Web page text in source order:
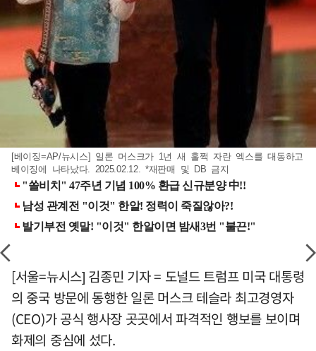
[베이징=AP/뉴시스] 일론 머스크가 1년 새 훌쩍 자란 엑스를 대동하고
베이징에 나타났다. 2025.02.12. *재판매 및 DB 금지
[서울=뉴시스] 김종민 기자 = 도널드 트럼프 미국 대통령
의 중국 방문에 동행한 일론 머스크 테슬라 최고경영자
(CEO)가 공식 행사장 곳곳에서 파격적인 행보를 보이며
화제의 중심에 섰다.